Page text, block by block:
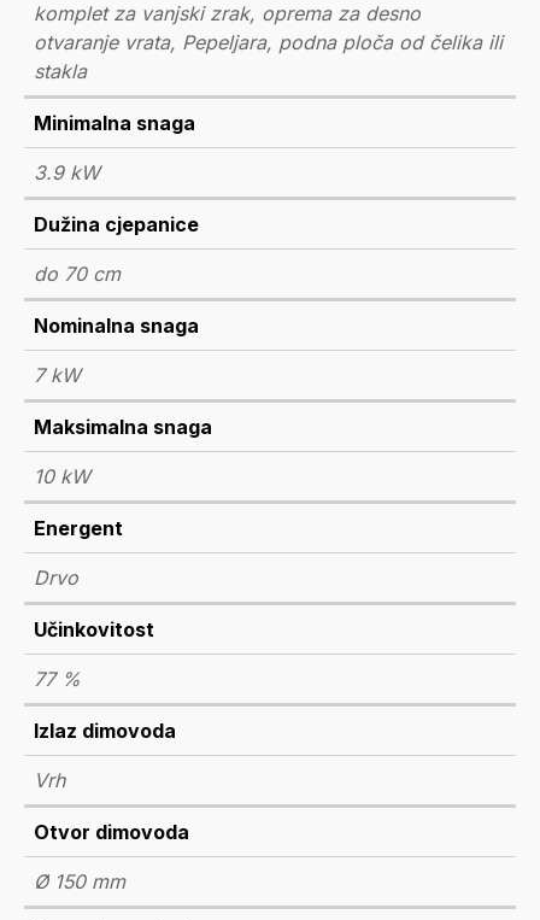
komplet za vanjski zrak, oprema za desno
otvaranje vrata, Pepeljara, podna ploča od čelika ili
stakla
Minimalna snaga
3.9 kW
Dužina cjepanice
do 70 cm
Nominalna snaga
7 kW
Maksimalna snaga
10 kW
Energent
Drvo
Učinkovitost
77 %
Izlaz dimovoda
Vrh
Otvor dimovoda
Ø 150 mm